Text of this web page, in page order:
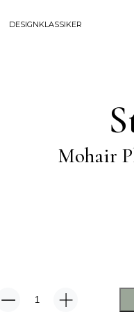
Dynor
Solsängar
DESIGNKLASSIKER
Mohair
Mohair